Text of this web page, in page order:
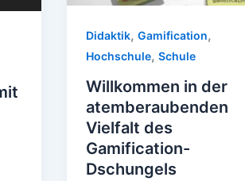
Didaktik, Gamification,
Hochschule, Schule
Willkommen in der
atemberaubenden
Vielfalt des
Gamification-
Dschungels